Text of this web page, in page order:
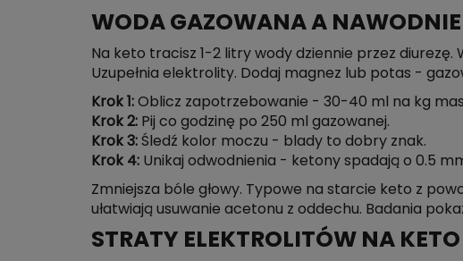
WODA GAZOWANA A
Na keto tracisz 1-2 litry wody dziennie przez
Uzupełnia elektrolity. Dodaj magnez lub potas -
Krok 1: Oblicz zapotrzebowanie - 30-40 ml na kg
Krok 2: Pij co godzinę po 250 ml gazowanej.
Krok 3: Śledź kolor moczu - blady to dobry znak.
Krok 4: Unikaj odwodnienia - ketony spadają o 0.5
Zmniejsza bóle głowy. Typowe na starcie keto z
ułatwiają usuwanie acetonu z oddechu. Badania
STRATY ELEKTROLITÓW NA